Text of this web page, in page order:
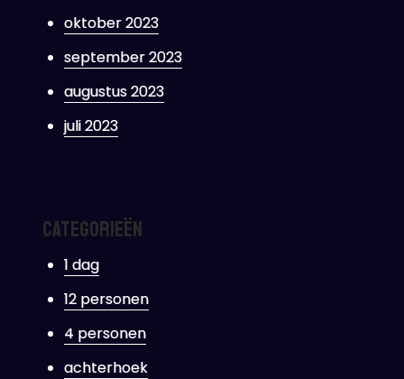
oktober 2023
september 2023
augustus 2023
juli 2023
Categorieën
1 dag
12 personen
4 personen
achterhoek